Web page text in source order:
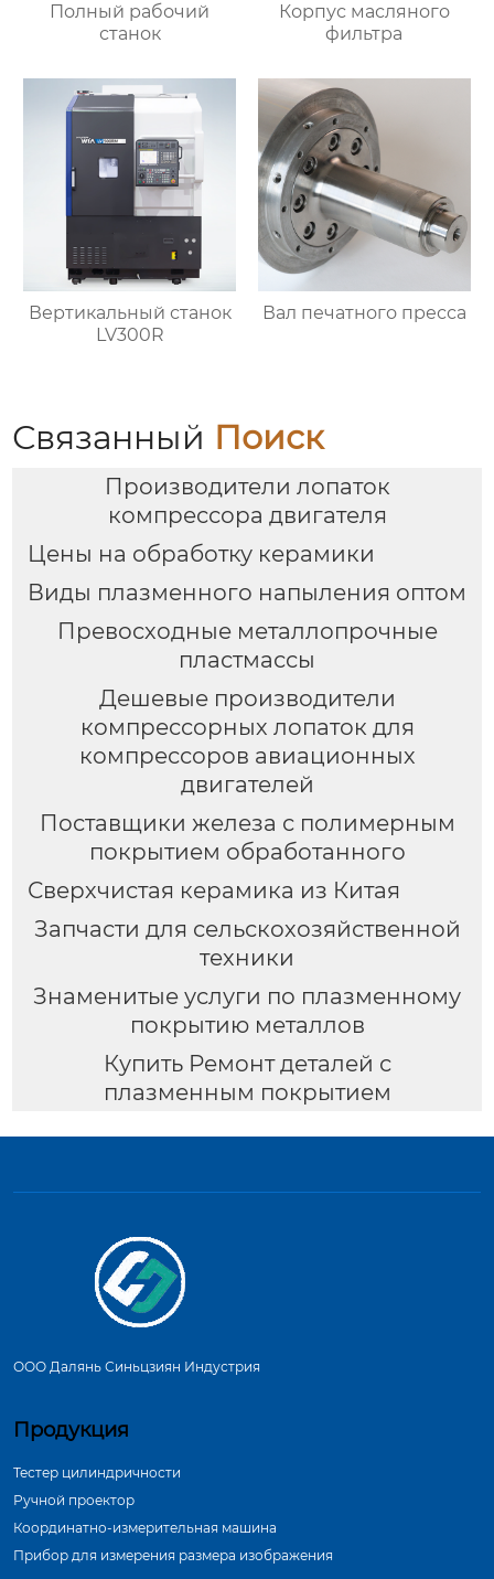
Полный рабочий
станок
Корпус масляного
фильтра
Вертикальный станок
LV300R
Вал печатного пресса
Связанный Поиск
Производители лопаток
компрессора двигателя
Цены на обработку керамики
Виды плазменного напыления оптом
Превосходные металлопрочные
пластмассы
Дешевые производители
компрессорных лопаток для
компрессоров авиационных
двигателей
Поставщики железа с полимерным
покрытием обработанного
Сверхчистая керамика из Китая
Запчасти для сельскохозяйственной
техники
Знаменитые услуги по плазменному
покрытию металлов
Купить Ремонт деталей с
плазменным покрытием
ООО Далянь Синьцзиян Индустрия
Продукция
Тестер цилиндричности
Ручной проектор
Координатно-измерительная машина
Прибор для измерения размера изображения